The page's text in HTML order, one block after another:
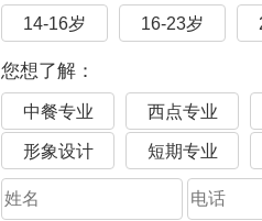
14-16岁 16-23岁
您想了解：
中餐专业 西点专业
形象设计 短期专业